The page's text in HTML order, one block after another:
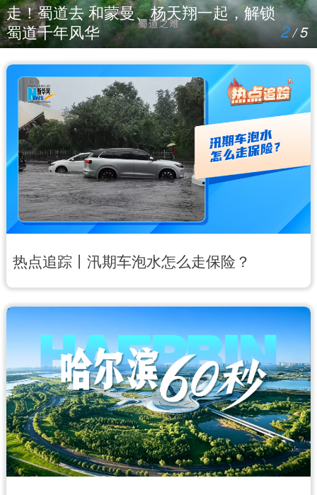
科技 科创 量子 体育
文化 书画 健康 军事
访谈 视频 图片 政务
中央文件 金融 汽车 食品
人居 信息化 数字经济 学术中国
乡村振兴 溯源中国 城市
能源 会展 彩票 娱乐
时尚 悦读 公益 一带一路
亚太网 上市公司 文化产业
地方频道
北京 天津 河北 山西
辽宁 吉林 上海 江苏
浙江 安徽 福建 江西
走！蜀道去 和蒙曼、杨天翔一起，解锁
蜀道千年风华
2/5
热点追踪丨汛期车泡水怎么走保险？